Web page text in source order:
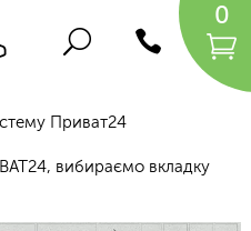
0
Приват24
вибираємо вкладку